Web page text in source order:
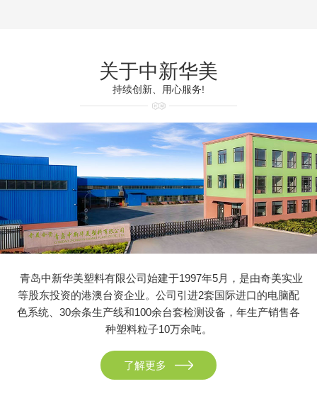
关于中新华美
持续创新、用心服务!
青岛中新华美塑料有限公司始建于1997年5月，是由奇美实业
等股东投资的港澳台资企业。公司引进2套国际进口的电脑配
色系统、30余条生产线和100余台套检测设备，年生产销售各
种塑料粒子10万余吨。
了解更多